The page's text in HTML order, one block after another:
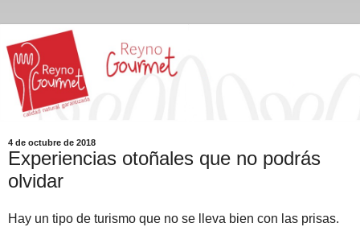
4 de octubre de 2018
Experiencias otoñales que no podrás
olvidar
Hay un tipo de turismo que no se lleva bien con las prisas.